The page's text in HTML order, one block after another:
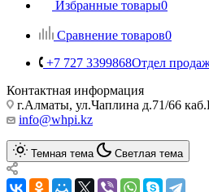
Избранные товары0
Сравнение товаров0
+7 727 3399868Отдел
Контактная информация
г.Алматы, ул.Чаплина д.71/66
info@whpi.kz
Темная тема Светлая тема